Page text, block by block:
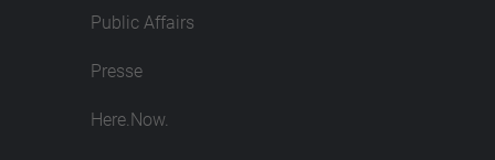
Public Affairs
Presse
Here.Now.